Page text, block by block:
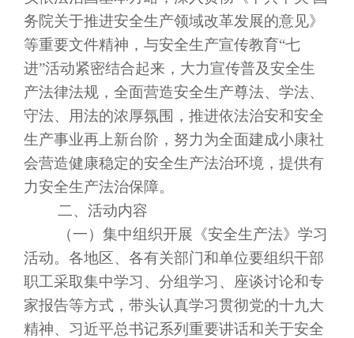
务院关于推进安全生产领域改革发展的意见》
等重要文件精神，与安全生产宣传教育“七
进”活动紧密结合起来，大力宣传普及安全生
产法律法规，全面营造安全生产尊法、学法、
守法、用法的浓厚氛围，推进依法治安和安全
生产事业再上新台阶，努力为全面建成小康社
会营造健康稳定的安全生产法治环境，提供有
力安全生产法治保障。
二、活动内容
（一）集中组织开展《安全生产法》学习
活动。各地区、各有关部门和单位要组织干部
职工采取集中学习、分组学习、座谈讨论和专
家报告等方式，带头认真学习贯彻党的十九大
精神、习近平总书记系列重要讲话和关于安全